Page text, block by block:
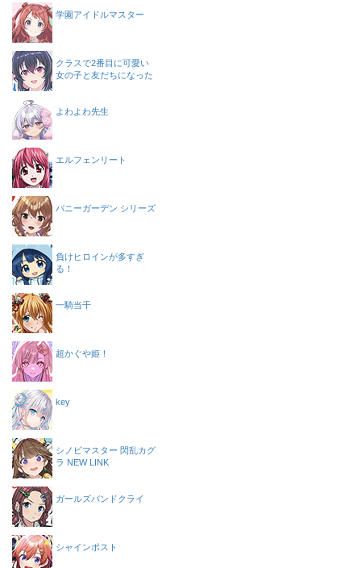
学園アイドルマスター
クラスで2番目に可愛い
女の子と友だちになった
よわよわ先生
エルフェンリート
バニーガーデン シリーズ
負けヒロインが多すぎ
る！
一騎当千
超かぐや姫！
key
シノビマスター 閃乱カグ
ラ NEW LINK
ガールズバンドクライ
シャインポスト